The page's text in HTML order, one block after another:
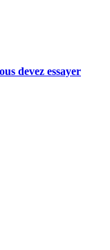
devez essayer